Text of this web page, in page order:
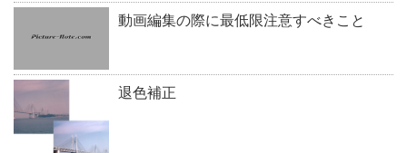
動画編集の際に最低限注意すべきこと
退色補正